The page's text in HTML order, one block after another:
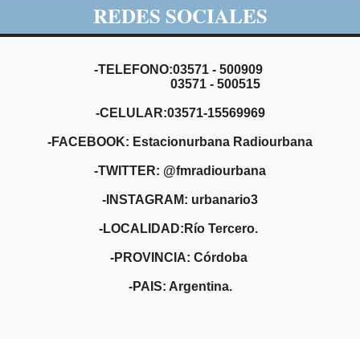
REDES SOCIALES
-TELEFONO:03571 - 500909
03571 - 500515
-CELULAR:03571-15569969
-FACEBOOK: Estacionurbana Radiourbana
-TWITTER: @fmradiourbana
-INSTAGRAM: urbanario3
-LOCALIDAD:Río Tercero.
-PROVINCIA: Córdoba
-PAIS: Argentina.